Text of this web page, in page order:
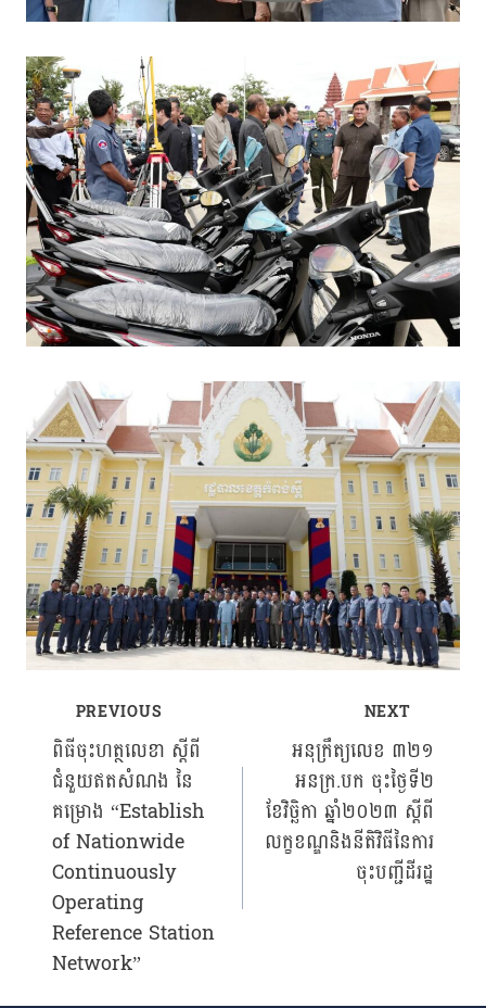
Post
navigation
PREVIOUS
ពិធីចុះហត្ថលេខា ស្ដីពី
ជំនួយឥតសំណង នៃ
គម្រោង “Establish
of Nationwide
Continuously
Operating
Reference Station
Network”
NEXT
អនុក្រឹត្យលេខ ៣២១
អនក្រ.បក ចុះថ្ងៃទី២
ខែវិច្ឆិកា ឆ្នាំ២០២៣ ស្ដីពី
លក្ខខណ្ឌនិងនីតិវិធីនៃការ
ចុះបញ្ជីដីរដ្ឋ